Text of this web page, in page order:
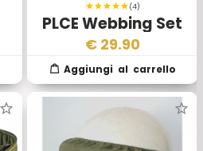
(4)
PLCE Webbing Set
DPM
€ 29.90